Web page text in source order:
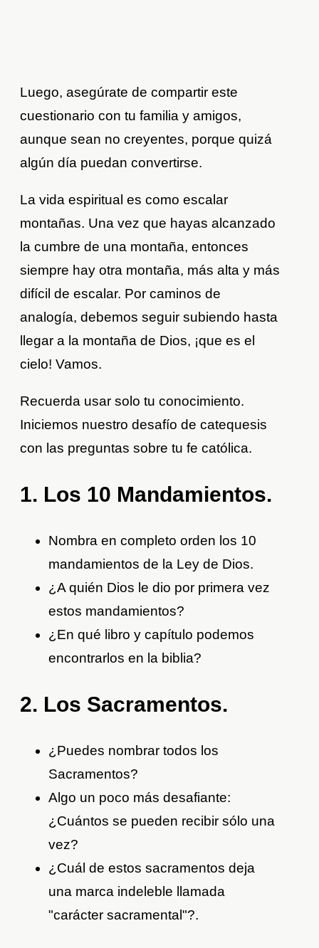
Luego, asegúrate de compartir este
cuestionario con tu familia y amigos,
aunque sean no creyentes, porque quizá
algún día puedan convertirse.
La vida espiritual es como escalar
montañas. Una vez que hayas alcanzado
la cumbre de una montaña, entonces
siempre hay otra montaña, más alta y más
difícil de escalar. Por caminos de
analogía, debemos seguir subiendo hasta
llegar a la montaña de Dios, ¡que es el
cielo! Vamos.
Recuerda usar solo tu conocimiento.
Iniciemos nuestro desafío de catequesis
con las preguntas sobre tu fe católica.
1. Los 10 Mandamientos.
Nombra en completo orden los 10
mandamientos de la Ley de Dios.
¿A quién Dios le dio por primera vez
estos mandamientos?
¿En qué libro y capítulo podemos
encontrarlos en la biblia?
2. Los Sacramentos.
¿Puedes nombrar todos los
Sacramentos?
Algo un poco más desafiante:
¿Cuántos se pueden recibir sólo una
vez?
¿Cuál de estos sacramentos deja
una marca indeleble llamada
"carácter sacramental"?.